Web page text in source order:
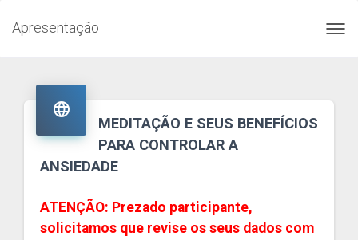
Apresentação

MEDITAÇÃO E SEUS BENEFÍCIOS
PARA CONTROLAR A
ANSIEDADE
ATENÇÃO: Prezado participante,
solicitamos que revise os seus dados com